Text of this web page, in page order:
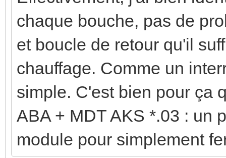
chaque bouche, pas de
et boucle de retour qu'il
chauffage. Comme un
simple. C'est bien pour ça
ABA + MDT AKS *.03 : un
module pour simplement